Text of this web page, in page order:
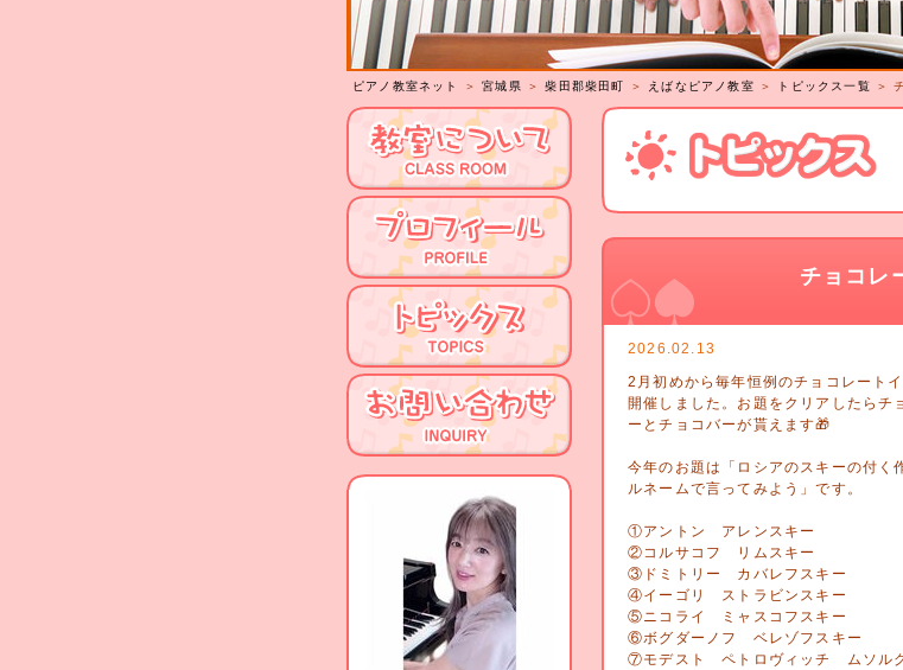
ピアノ教室ネット ＞宮城県 ＞柴田郡柴田町 ＞ えばなピアノ教室 ＞ トピックス一覧 ＞
チョコレ
2026.02.13
2月初めから毎年恒例のチョコレート
開催しました。お題をクリアしたらチ
ーとチョコバーが貰えます🎁
今年のお題は「ロシアのスキーの付く
ルネームで言ってみよう」です。
①アントン アレンスキー
②コルサコフ リムスキー
③ドミトリー カバレフスキー
④イーゴリ ストラビンスキー
⑤ニコライ ミャスコフスキー
⑥ボグダーノフ ベレゾフスキー
⑦モデスト ペトロヴィッチ ムソル